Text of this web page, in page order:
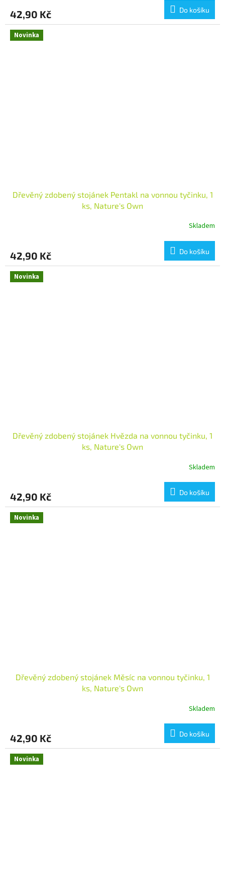
42,90 Kč Do košíku
Novinka
Dřevěný zdobený stojánek Pentakl na vonnou tyčinku, 1
ks, Nature's Own
Skladem
42,90 Kč Do košíku
Novinka
Dřevěný zdobený stojánek Hvězda na vonnou tyčinku, 1
ks, Nature's Own
Skladem
42,90 Kč Do košíku
Novinka
Dřevěný zdobený stojánek Měsíc na vonnou tyčinku, 1
ks, Nature's Own
Skladem
42,90 Kč Do košíku
Novinka